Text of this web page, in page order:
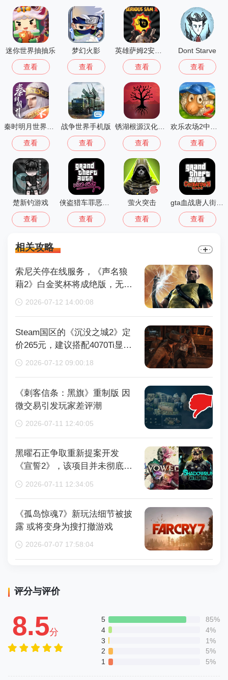
迷你世界抽抽乐
查看
梦幻火影
查看 查看
Dont Starve
查看
查看
战争世界手机版
查看 查看 查看
楚新钓游戏
查看 查看
萤火突击
查看 查看
相关攻略
索尼关停在线服务，《声名狼
藉2》白金奖杯将成绝版，无法
再获取
2026-07-12 14:00:08
Steam国区的《沉没之城2》定
价265元，建议搭配4070Ti显卡
以获得较好体验
2026-07-12 09:00:18
《刺客信条：黑旗》重制版 因
微交易引发玩家差评潮
2026-07-11 12:40:05
黑曜石正争取重新提案开发
《宣誓2》，该项目并未彻底取
消
2026-07-11 12:34:05
《孤岛惊魂7》新玩法细节被披
露 或将变身为搜打撤游戏
2026-07-07 17:58:04
评分与评价
8.5分
5
85%
4
4%
3
1%
2
5%
1
5%